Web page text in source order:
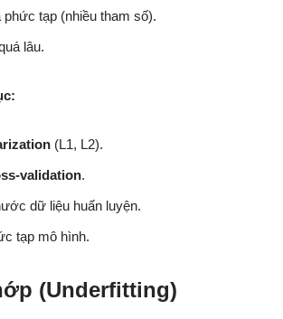
phức tạp (nhiều tham số).
lâu.
(L1, L2).
validation.
dữ liệu huấn luyện.
tạp mô hình.
(Underfitting)